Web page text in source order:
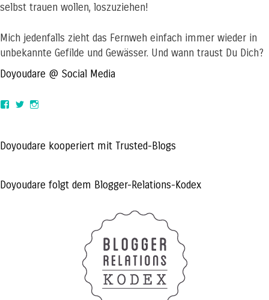
selbst trauen wollen, loszuziehen!
Mich jedenfalls zieht das Fernweh einfach immer wieder in
unbekannte Gefilde und Gewässer. Und wann traust Du Dich?
Doyoudare @ Social Media
View
Facebook
View
TwitterInstagram
Doyoudare kooperiert mit Trusted-Blogs
Doyoudare folgt dem Blogger-Relations-Kodex